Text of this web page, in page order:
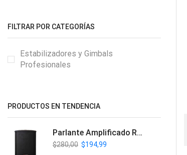
FILTRAR POR CATEGORÍAS
Estabilizadores y Gimbals
Profesionales
PRODUCTOS EN TENDENCIA
Parlante Amplificado Recargable BT | Italy Audio ITL-PRO11
$280,00 $194,99